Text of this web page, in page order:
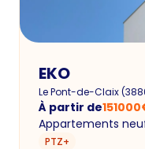
EKO
Le Pont-de-Claix(
À partir de151000
Appartements
PTZ+